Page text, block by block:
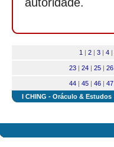
1 | 2 | 3 | 4 |
23 | 24 | 25 | 26
44 | 45 | 46 | 47
I CHING - Oráculo & Estudos